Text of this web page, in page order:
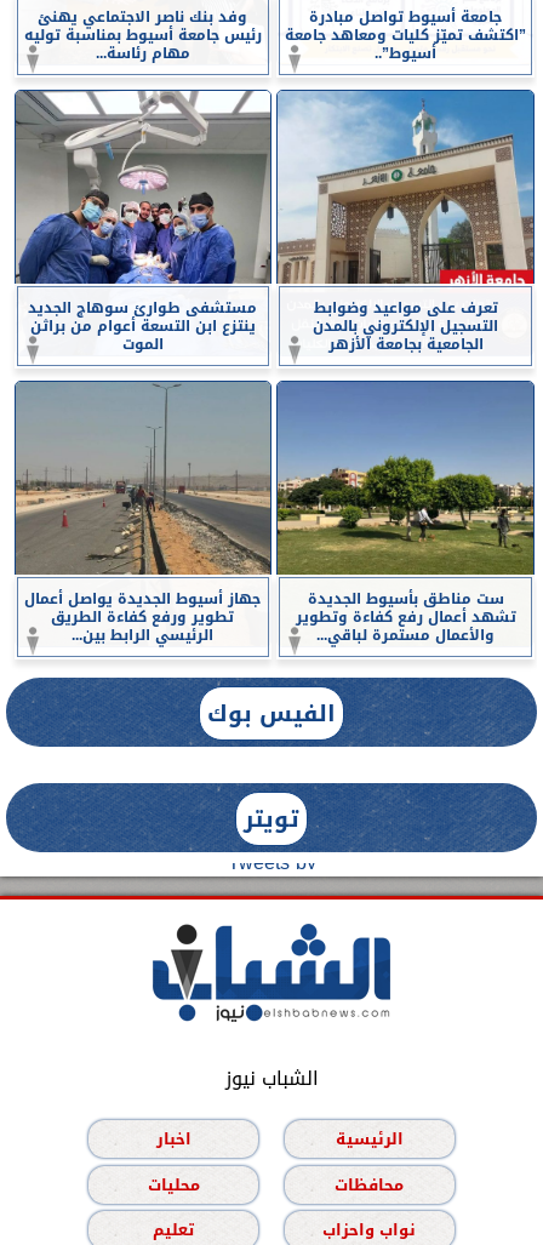
جامعة أسيوط تواصل مبادرة
”اكتشف تميّز كليات ومعاهد جامعة
أسيوط”..
وفد بنك ناصر الاجتماعي يهنئ
رئيس جامعة أسيوط بمناسبة توليه
مهام رئاسة...
تعرف على مواعيد وضوابط
التسجيل الإلكتروني بالمدن
الجامعية بجامعة الأزهر
مستشفى طوارئ سوهاج الجديد
ينتزع ابن التسعة أعوام من براثن
الموت
ست مناطق بأسيوط الجديدة
تشهد أعمال رفع كفاءة وتطوير
والأعمال مستمرة لباقي...
جهاز أسيوط الجديدة يواصل أعمال
تطوير ورفع كفاءة الطريق
الرئيسي الرابط بين...
الفيس بوك
تويتر
Tweets by
الشباب نيوز
الرئيسية
اخبار
محافظات
محليات
نواب واحزاب
تعليم